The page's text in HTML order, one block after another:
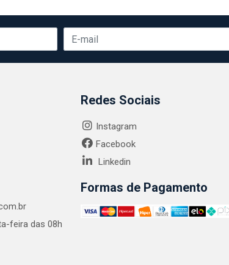
feira das 08h
Redes Sociais
Instagram
Facebook
Linkedin
Formas de Pagamento